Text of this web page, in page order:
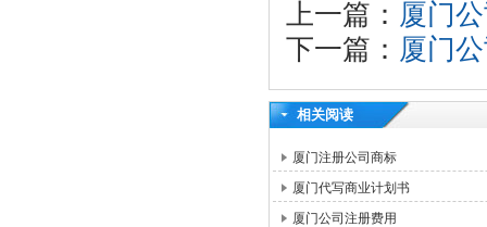
上一篇： 厦门
下一篇： 厦门
相关阅读
厦门注册公司商标
厦门代写商业计划书
厦门公司注册费用